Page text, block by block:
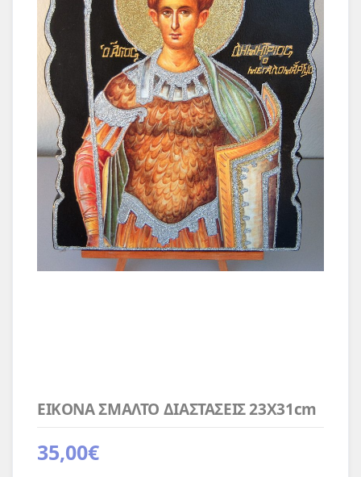
ΕΙΚΟΝΑ ΣΜΑΛΤΟ ΔΙΑΣΤΑΣΕΙΣ 23Χ31cm
35,00€